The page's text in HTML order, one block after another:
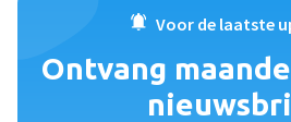
Voor de laatste
Ontvang